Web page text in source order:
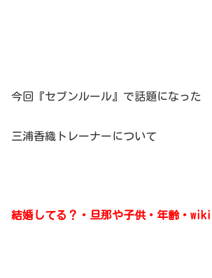
今回『セブンルール』で話題になった
三浦香織トレーナーについて
結婚してる？・旦那や子供・年齢・